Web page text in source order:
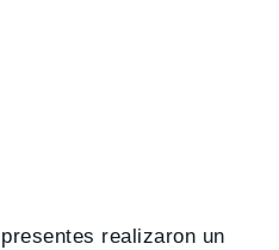
realizaron un